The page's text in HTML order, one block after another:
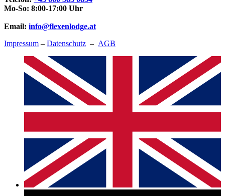
Mo-So: 8:00-17:00 Uhr
Email: info@flexenlodge.at
Impressum – Datenschutz – AGB